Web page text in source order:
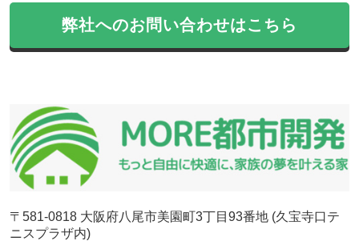
弊社へのお問い合わせはこちら
〒581-0818 大阪府八尾市美園町3丁目93番地 (久宝寺口テ
ニスプラザ内)